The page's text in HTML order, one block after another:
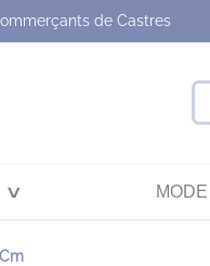
de Castres
MODE